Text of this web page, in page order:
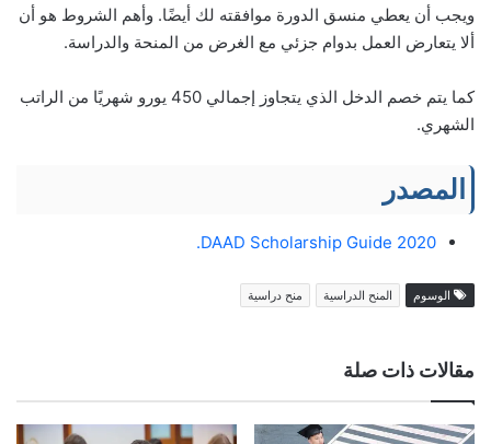
ويجب أن يعطي منسق الدورة موافقته لك أيضًا. وأهم الشروط هو أن
ألا يتعارض العمل بدوام جزئي مع الغرض من المنحة والدراسة.
كما يتم خصم الدخل الذي يتجاوز إجمالي 450 يورو شهريًا من الراتب
الشهري.
المصدر
DAAD Scholarship Guide 2020.
الوسوم المنح الدراسية منح دراسية
مقالات ذات صلة